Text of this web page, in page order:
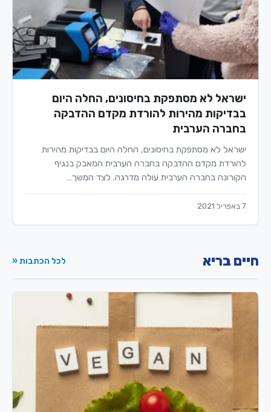
ישראל לא מסתפקת בחיסונים, החלה היום
בבדיקות מהירות להורדת מקדם ההדבקה
בחברה הערבית
ישראל לא מסתפקת בחיסונים, החלה היום בבדיקות מהירות
להורדת מקדם ההדבקה בחברה הערבית המאבק בנגיף
הקורונה בחברה הערבית עולה מדרגה. לצד המשך…
7 באפריל 2021
חיים בריא לכל הכתבות «